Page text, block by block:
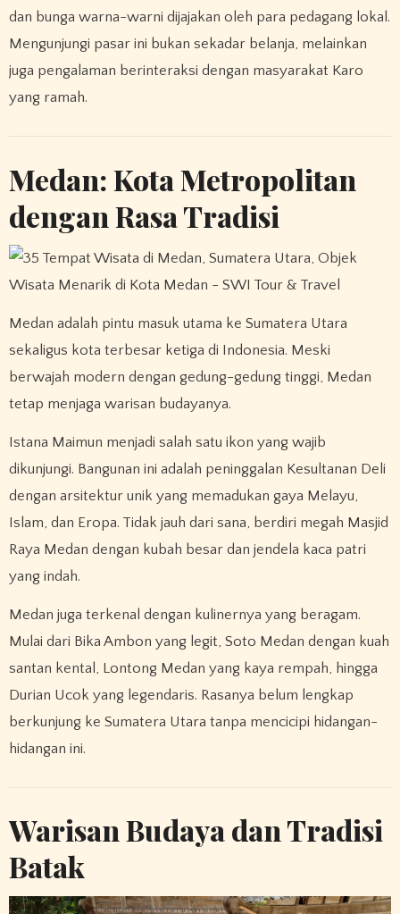
dan bunga warna-warni dijajakan oleh para pedagang lokal.
Mengunjungi pasar ini bukan sekadar belanja, melainkan
juga pengalaman berinteraksi dengan masyarakat Karo
yang ramah.
Medan: Kota Metropolitan
dengan Rasa Tradisi
Medan adalah pintu masuk utama ke Sumatera Utara
sekaligus kota terbesar ketiga di Indonesia. Meski
berwajah modern dengan gedung-gedung tinggi, Medan
tetap menjaga warisan budayanya.
Istana Maimun menjadi salah satu ikon yang wajib
dikunjungi. Bangunan ini adalah peninggalan Kesultanan Deli
dengan arsitektur unik yang memadukan gaya Melayu,
Islam, dan Eropa. Tidak jauh dari sana, berdiri megah Masjid
Raya Medan dengan kubah besar dan jendela kaca patri
yang indah.
Medan juga terkenal dengan kulinernya yang beragam.
Mulai dari Bika Ambon yang legit, Soto Medan dengan kuah
santan kental, Lontong Medan yang kaya rempah, hingga
Durian Ucok yang legendaris. Rasanya belum lengkap
berkunjung ke Sumatera Utara tanpa mencicipi hidangan-
hidangan ini.
Warisan Budaya dan Tradisi
Batak